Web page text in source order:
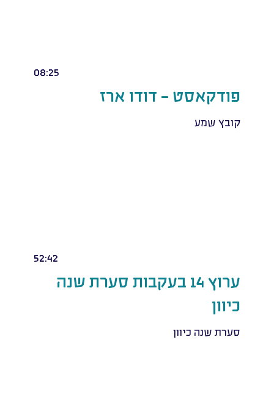
08:25
פודקאסט - דודו ארז
קובץ שמע
52:42
ערוץ 14 בעקבות סערת שנה
כיוון
סערת שנה כיוון